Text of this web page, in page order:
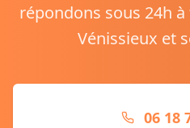
répondons sous 24h
Vénissieux et
06 18